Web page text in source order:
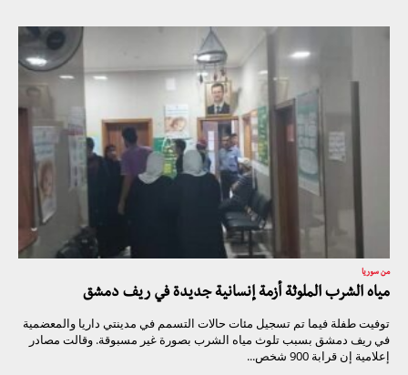
من سوريا
مياه الشرب الملوثة أزمة إنسانية جديدة في ريف دمشق
توفيت طفلة فيما تم تسجيل مئات حالات التسمم في مدينتي داريا والمعضمية
في ريف دمشق بسبب تلوث مياه الشرب بصورة غير مسبوقة. وقالت مصادر
إعلامية إن قرابة 900 شخص...